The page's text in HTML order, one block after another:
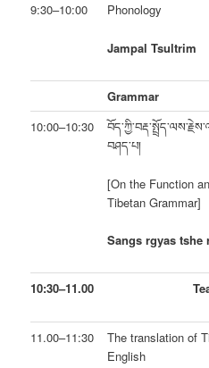
9:30–10:00 Phonology
Jampal Tsultrim
Grammar
10:00–10:30
བཤད་པ།
[On the Function
Tibetan Grammar]
Sangs rgyas tshe
10:30–11.00
11.00–11:30
The translation of
English